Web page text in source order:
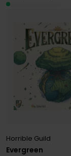
Evergreen
Horrible Guild